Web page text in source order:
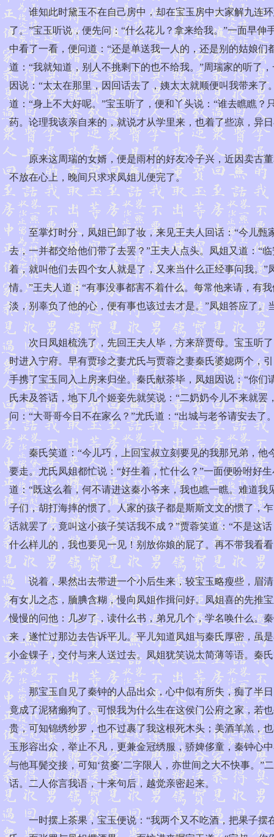
谁知此时黛玉不在自己房中，却在宝玉房中大家解九连环
了。”宝玉听说，便先问：“什么花儿？拿来给我。”一面早
中看了一看，便问道：“还是单送我一人的，还是别的姑娘
道：“我就知道，别人不挑剩下的也不给我。”周瑞家的听了
因说：“太太在那里，因回话去了，姨太太就顺便叫我带来
道：“身上不大好呢。”宝玉听了，便和丫头说：“谁去瞧瞧
药。论理我该亲自来的，就说才从学里来，也着了些凉，异
原来这周瑞的女婿，便是雨村的好友冷子兴，近因卖古董
不放在心上，晚间只求求凤姐儿便完了。
至掌灯时分，凤姐已卸了妆，来见王夫人回话：“今儿甄
去，一并都交给他们带了去罢？”王夫人点头。凤姐又道：“
着，就叫他们去四个女人就是了，又来当什么正经事问我。
情。”王夫人道：“有事没事都害不着什么。每常他来请，有
淡，别辜负了他的心，便有事也该过去才是。”凤姐答应了
次日凤姐梳洗了，先回王夫人毕，方来辞贾母。宝玉听了
时进入宁府。早有贾珍之妻尤氏与贾蓉之妻秦氏婆媳两个，
手携了宝玉同入上房来归坐。秦氏献茶毕，凤姐因说：“你
氏未及答话，地下几个姬妾先就笑说：“二奶奶今儿不来就
问：“大哥哥今日不在家么？”尤氏道：“出城与老爷请安去
秦氏笑道：“今儿巧，上回宝叔立刻要见的我那兄弟，他
要走。尤氏凤姐都忙说：“好生着，忙什么？”一面便吩咐好
道：“既这么着，何不请进这秦小爷来，我也瞧一瞧。难道
子们，胡打海摔的惯了。人家的孩子都是斯斯文文的惯了，
话就罢了，竟叫这小孩子笑话我不成？”贾蓉笑道：“不是这
什么样儿的，我也要见一见！别放你娘的屁了。再不带我看
说着，果然出去带进一个小后生来，较宝玉略瘦些，眉清
有女儿之态，腼腆含糊，慢向凤姐作揖问好。凤姐喜的先推
慢慢的问他：几岁了，读什么书，弟兄几个，学名唤什么。
来，遂忙过那边去告诉平儿。平儿知道凤姐与秦氏厚密，虽
小金锞子，交付与来人送过去。凤姐犹笑说太简薄等语。秦
那宝玉自见了秦钟的人品出众，心中似有所失，痴了半日
竟成了泥猪癞狗了。可恨我为什么生在这侯门公府之家，若
贵，可知锦绣纱罗，也不过裹了我这根死木头；美酒羊羔，
玉形容出众，举止不凡，更兼金冠绣服，骄婢侈童，秦钟心
与他耳鬓交接，可知‘贫窭’二字限人，亦世间之大不快事。
话。二人你言我语，十来句后，越觉亲密起来。
一时摆上茶果，宝玉便说：“我两个又不吃酒，把果子摆